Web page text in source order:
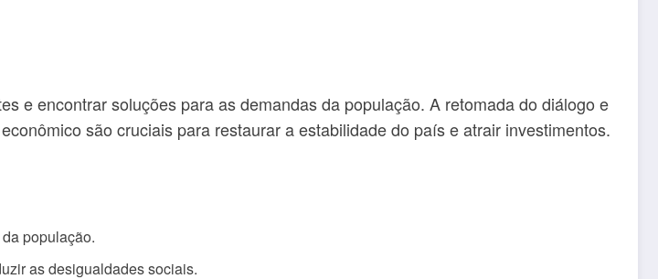
e encontrar soluções para as demandas da população. A retomada do diálogo e
são cruciais para restaurar a estabilidade do país e atrair investimentos.
população.
as desigualdades sociais.